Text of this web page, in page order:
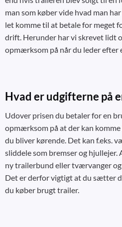
man som køber vide hvad man
let komme til at betale for meget
drift. Herunder har vi skrevet lidt
opmærksom på når du leder efter
Hvad er udgifterne på
Udover prisen du betaler for en
opmærksom på at der kan
du bliver kørende. Det kan f.eks.
sliddele som bremser og
ny trailerbund eller tværvanger
Det er derfor vigtigt at du sætter
du køber brugt trailer.